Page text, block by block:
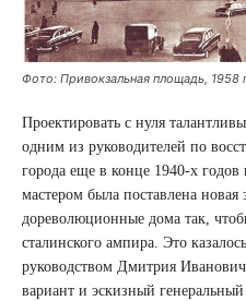
Фото: Привокзальная площадь, 1958
Проектировать с нуля
одним из руководителей по
города еще в конце 1940-х
мастером была поставлена ​​новая
дореволюционные дома так,
сталинского ампира. Это
руководством Дмитрия
вариант и эскизный